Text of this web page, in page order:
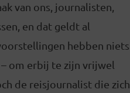
van ons, journalisten,
en dat geldt al
hebben niets
om erbij te zijn vrijwel
de reisjournalist die zich